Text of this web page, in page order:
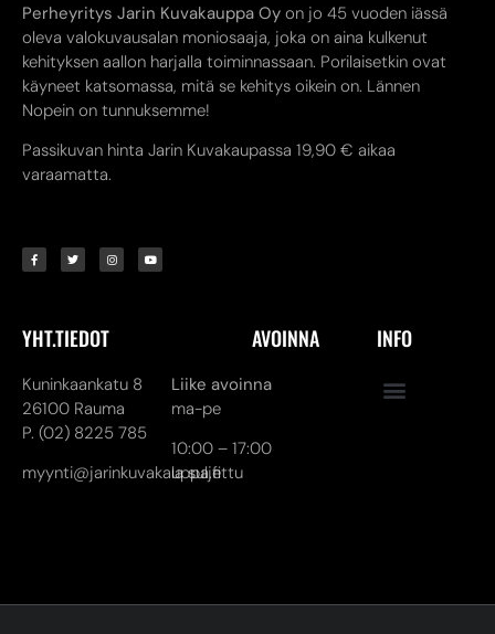
Perheyritys Jarin Kuvakauppa Oy on jo 45 vuoden iässä
oleva valokuvausalan moniosaaja, joka on aina kulkenut
kehityksen aallon harjalla toiminnassaan. Porilaisetkin ovat
käyneet katsomassa, mitä se kehitys oikein on. Lännen
Nopein on tunnuksemme!
Passikuvan hinta Jarin Kuvakaupassa 19,90 € aikaa
varaamatta.
YHT.TIEDOT
Kuninkaankatu 8
26100 Rauma
P. (02) 8225 785
myynti@jarinkuvakauppa.fi
AVOINNA
Liike avoinna
ma-pe
10:00 – 17:00
la suljettu
INFO